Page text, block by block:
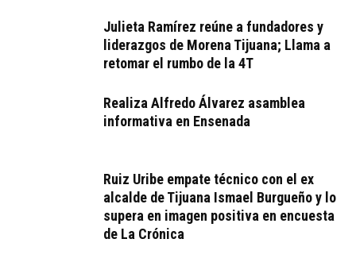
Julieta Ramírez reúne a fundadores y
liderazgos de Morena Tijuana; Llama a
retomar el rumbo de la 4T
Realiza Alfredo Álvarez asamblea
informativa en Ensenada
Ruiz Uribe empate técnico con el ex
alcalde de Tijuana Ismael Burgueño y lo
supera en imagen positiva en encuesta
de La Crónica